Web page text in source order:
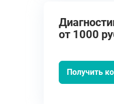
от 1000
Получить